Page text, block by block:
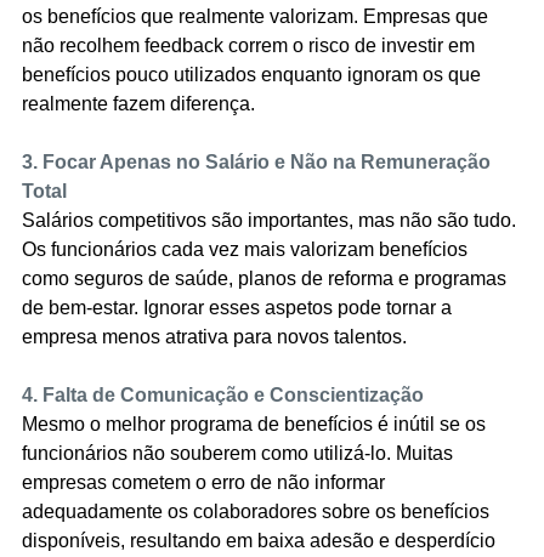
os benefícios que realmente valorizam. Empresas que
não recolhem feedback correm o risco de investir em
benefícios pouco utilizados enquanto ignoram os que
realmente fazem diferença.
3. Focar Apenas no Salário e Não na Remuneração
Total
Salários competitivos são importantes, mas não são tudo.
Os funcionários cada vez mais valorizam benefícios
como seguros de saúde, planos de reforma e programas
de bem-estar. Ignorar esses aspetos pode tornar a
empresa menos atrativa para novos talentos.
4. Falta de Comunicação e Conscientização
Mesmo o melhor programa de benefícios é inútil se os
funcionários não souberem como utilizá-lo. Muitas
empresas cometem o erro de não informar
adequadamente os colaboradores sobre os benefícios
disponíveis, resultando em baixa adesão e desperdício